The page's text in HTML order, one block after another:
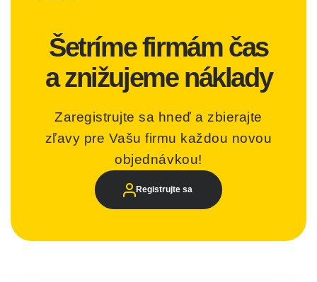
Šetríme firmám čas
a znižujeme náklady
Zaregistrujte sa hneď a zbierajte
zľavy pre Vašu firmu každou novou
objednávkou!
Registrujte sa